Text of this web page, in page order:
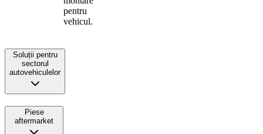
pentru
vehicul.
Soluții pentru
sectorul
autovehiculelor
Piese
aftermarket